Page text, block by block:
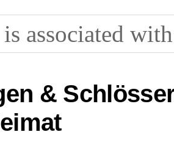
associated
&